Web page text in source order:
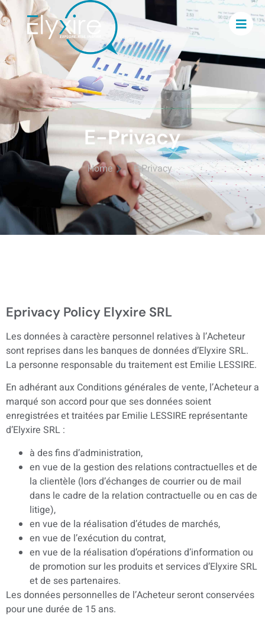
Eprivacy policy Elyxire SPRL
E-Privacy
Home E-Privacy
Eprivacy Policy Elyxire SRL
Les données à caractère personnel relatives à l’Acheteur
sont reprises dans les banques de données d’Elyxire SRL.
La personne responsable du traitement est Emilie LESSIRE.
En adhérant aux Conditions générales de vente, l’Acheteur a
marqué son accord pour que ses données soient
enregistrées et traitées par Emilie LESSIRE représentante
d’Elyxire SRL :
à des fins d’administration,
en vue de la gestion des relations contractuelles et de
la clientèle (lors d’échanges de courrier ou de mail
dans le cadre de la relation contractuelle ou en cas de
litige),
en vue de la réalisation d’études de marchés,
en vue de l’exécution du contrat,
en vue de la réalisation d’opérations d’information ou
de promotion sur les produits et services d’Elyxire SRL
et de ses partenaires.
Les données personnelles de l’Acheteur seront conservées
pour une durée de 15 ans.